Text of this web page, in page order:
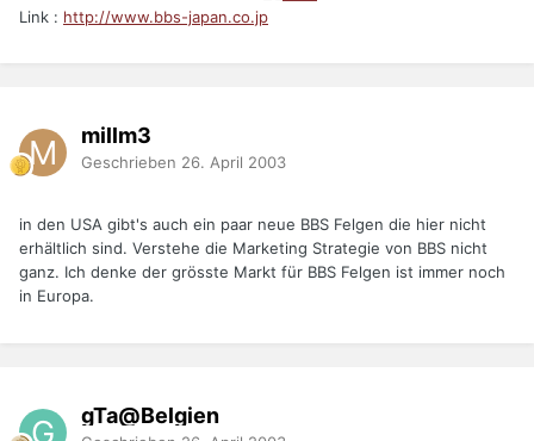
Link : http://www.bbs-japan.co.jp
millm3
Geschrieben 26. April 2003
in den USA gibt's auch ein paar neue BBS Felgen die hier nicht
erhältlich sind. Verstehe die Marketing Strategie von BBS nicht
ganz. Ich denke der grösste Markt für BBS Felgen ist immer noch
in Europa.
gTa@Belgien